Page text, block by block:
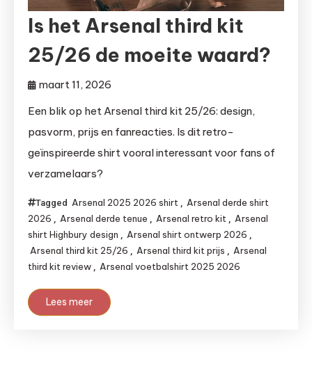
Is het Arsenal third kit
25/26 de moeite waard?
maart 11, 2026
Een blik op het Arsenal third kit 25/26: design,
pasvorm, prijs en fanreacties. Is dit retro-
geïnspireerde shirt vooral interessant voor fans of
verzamelaars?
Tagged Arsenal 2025 2026 shirt
Arsenal derde shirt
2026
Arsenal derde tenue Arsenal retro kit
Arsenal
shirt Highbury design
Arsenal shirt ontwerp 2026
Arsenal third kit 25/26 Arsenal third kit prijs
Arsenal
third kit review
Arsenal voetbalshirt 2025 2026
Lees meer